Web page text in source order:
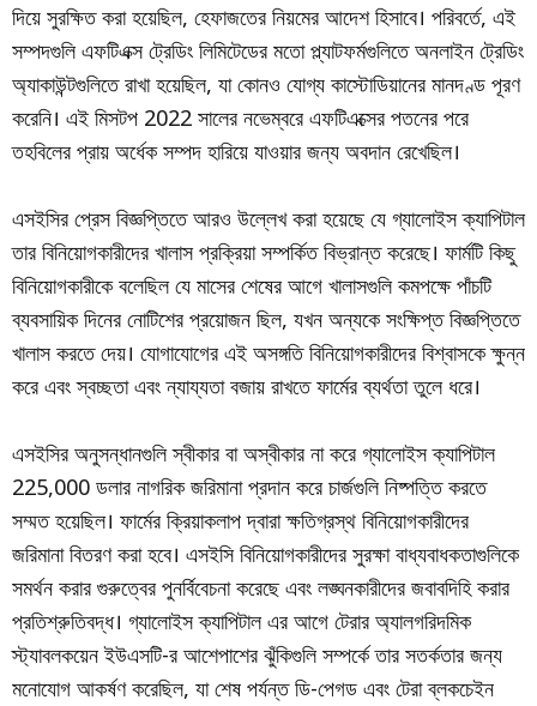
দিয়ে সুরক্ষিত করা হয়েছিল, হেফাজতের নিয়মের আদেশ হিসাবে। পরিবর্তে, এই
সম্পদগুলি এফটিএক্স ট্রেডিং লিমিটেডের মতো প্ল্যাটফর্মগুলিতে অনলাইন ট্রেডিং
অ্যাকাউন্টগুলিতে রাখা হয়েছিল, যা কোনও যোগ্য কাস্টোডিয়ানের মানদণ্ড পূরণ
করেনি। এই মিসটপ 2022 সালের নভেম্বরে এফটিএক্সের পতনের পরে
তহবিলের প্রায় অর্ধেক সম্পদ হারিয়ে যাওয়ার জন্য অবদান রেখেছিল।
এসইসির প্রেস বিজ্ঞপ্তিতে আরও উল্লেখ করা হয়েছে যে গ্যালোইস ক্যাপিটাল
তার বিনিয়োগকারীদের খালাস প্রক্রিয়া সম্পর্কিত বিভ্রান্ত করেছে। ফার্মটি কিছু
বিনিয়োগকারীকে বলেছিল যে মাসের শেষের আগে খালাসগুলি কমপক্ষে পাঁচটি
ব্যবসায়িক দিনের নোটিশের প্রয়োজন ছিল, যখন অন্যকে সংক্ষিপ্ত বিজ্ঞপ্তিতে
খালাস করতে দেয়। যোগাযোগের এই অসঙ্গতি বিনিয়োগকারীদের বিশ্বাসকে ক্ষুন্ন
করে এবং স্বচ্ছতা এবং ন্যায্যতা বজায় রাখতে ফার্মের ব্যর্থতা তুলে ধরে।
এসইসির অনুসন্ধানগুলি স্বীকার বা অস্বীকার না করে গ্যালোইস ক্যাপিটাল
225,000 ডলার নাগরিক জরিমানা প্রদান করে চার্জগুলি নিষ্পত্তি করতে
সম্মত হয়েছিল। ফার্মের ক্রিয়াকলাপ দ্বারা ক্ষতিগ্রস্থ বিনিয়োগকারীদের
জরিমানা বিতরণ করা হবে। এসইসি বিনিয়োগকারীদের সুরক্ষা বাধ্যবাধকতাগুলিকে
সমর্থন করার গুরুত্বের পুনর্বিবেচনা করেছে এবং লঙ্ঘনকারীদের জবাবদিহি করার
প্রতিশ্রুতিবদ্ধ। গ্যালোইস ক্যাপিটাল এর আগে টেরার অ্যালগরিদমিক
স্ট্যাবলকয়েন ইউএসটি-র আশেপাশের ঝুঁকিগুলি সম্পর্কে তার সতর্কতার জন্য
মনোযোগ আকর্ষণ করেছিল, যা শেষ পর্যন্ত ডি-পেগড এবং টেরা ব্লকচেইন